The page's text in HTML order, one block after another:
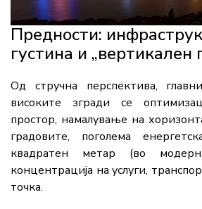
Предности:
густина и „вертикален
Од стручна перспектива,
високите згради се
простор, намалување на
градовите, поголема
квадратен метар (во
концентрација на услуги,
точка.